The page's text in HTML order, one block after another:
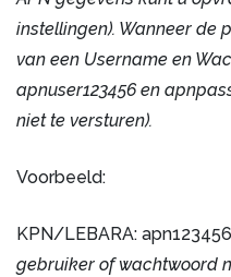
instellingen). Wanneer de
van een Username en
apnuser123456 en
niet te versturen).
Voorbeeld:
KPN/LEBARA:
gebruiker of wachtwoord